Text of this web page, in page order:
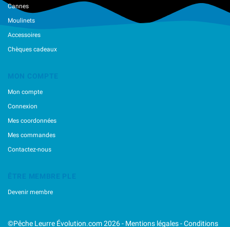
Cannes
Moulinets
Accessoires
Chèques cadeaux
MON COMPTE
Mon compte
Connexion
Mes coordonnées
Mes commandes
Contactez-nous
ÊTRE MEMBRE PLE
Devenir membre
©Pêche Leurre Évolution.com 2026 - Mentions légales-Conditions